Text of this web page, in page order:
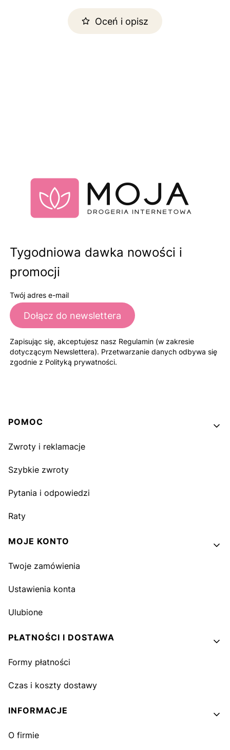
Oceń i opisz
Tygodniowa dawka nowości i
promocji
Twój adres e-mail
Dołącz do newslettera
Zapisując się, akceptujesz nasz Regulamin (w zakresie
dotyczącym Newslettera). Przetwarzanie danych odbywa się
zgodnie z Polityką prywatności.
Linki w stopce
POMOC
Zwroty i reklamacje
Szybkie zwroty
Pytania i odpowiedzi
Raty
MOJE KONTO
Twoje zamówienia
Ustawienia konta
Ulubione
PŁATNOŚCI I DOSTAWA
Formy płatności
Czas i koszty dostawy
INFORMACJE
O firmie